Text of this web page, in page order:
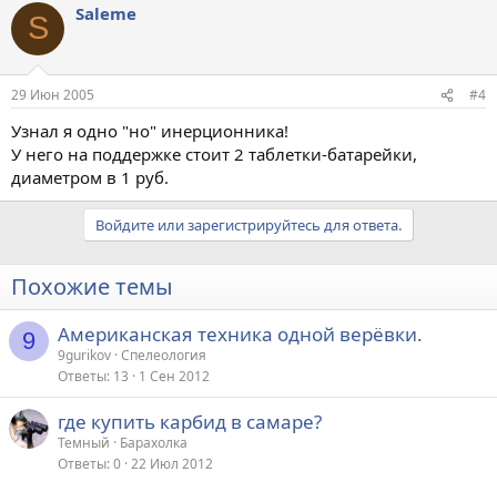
S Saleme
29 Июн 2005 #4
Узнал я одно "но" инерционника!
У него на поддержке стоит 2 таблетки-батарейки,
диаметром в 1 руб.
Войдите или зарегистрируйтесь для ответа.
Похожие темы
9 Американская техника одной верёвки.
9gurikov Спелеология
Ответы 13 1 Сен 2012
где купить карбид в самаре?
Темный
Барахолка
Ответы 0 22 Июл 2012